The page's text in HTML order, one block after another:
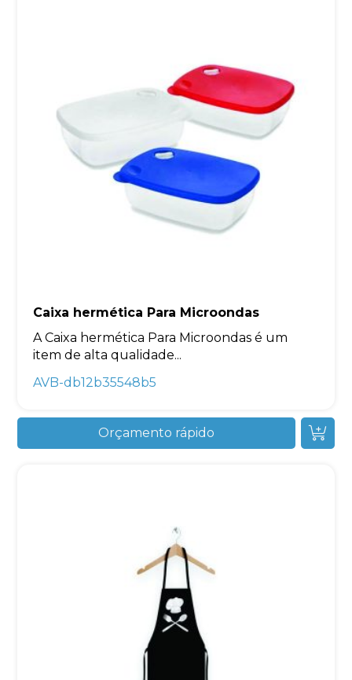
Caixa hermética Para Microondas
A Caixa hermética Para Microondas é um
item de alta qualidade...
AVB-db12b35548b5
Orçamento rápido